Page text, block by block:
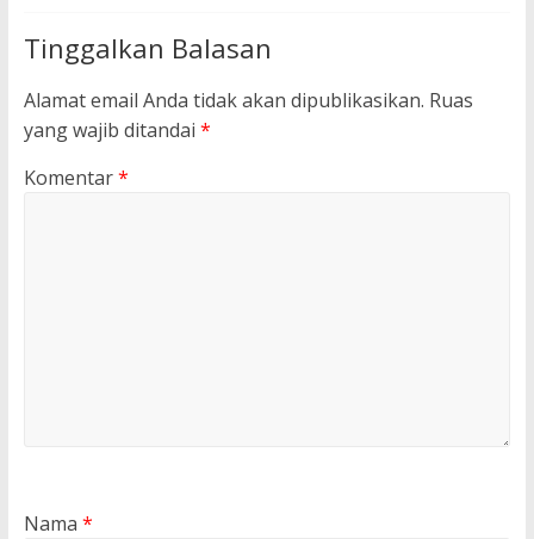
Tinggalkan Balasan
Alamat email Anda tidak akan dipublikasikan. Ruas
yang wajib ditandai *
Komentar*
Nama *